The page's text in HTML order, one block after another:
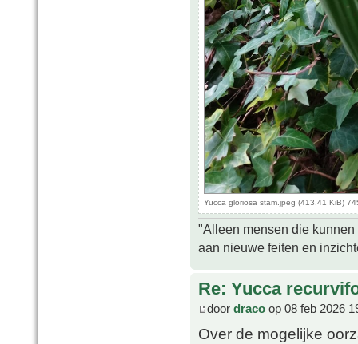
Yucca gloriosa stam.jpeg (413.41 KiB)
"Alleen mensen die
aan nieuwe feiten en
Re: Yucca
door draco op 08 feb 2026
Over de mogelijke